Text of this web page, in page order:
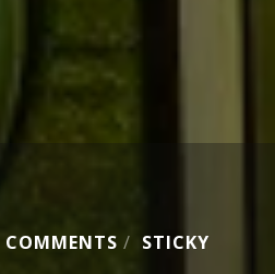
COMMENTS / STICKY